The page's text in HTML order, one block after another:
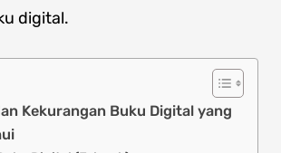
digital.
Kekurangan Buku Digital yang